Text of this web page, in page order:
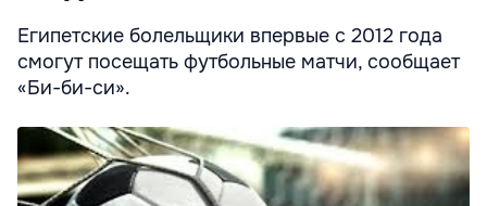
Египетские болельщики впервые с 2012 года
смогут посещать футбольные матчи, сообщает
«Би-би-си».